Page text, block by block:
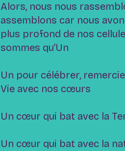
Alors, nous nous
assemblons car nous
plus profond de nos
sommes qu’Un
Un pour célébrer,
Vie avec nos cœurs
Un cœur qui bat avec la
Un cœur qui bat avec la